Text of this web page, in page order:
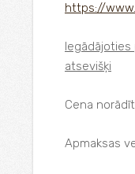
https://
atsevišķi
Cena
Apmaksas